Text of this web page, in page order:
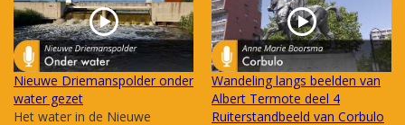
Nieuwe Driemanspolder onder
water gezet
Het water in de Nieuwe
Wandeling langs beelden van
Albert Termote deel 4
Ruiterstandbeeld van Corbulo